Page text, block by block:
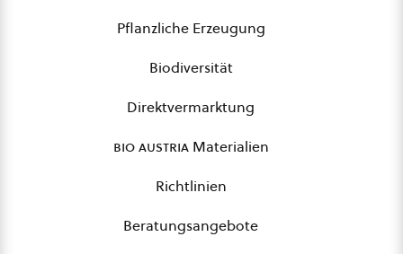
Pflanzliche Erzeugung
Biodiversität
Direktvermarktung
bio austriaMaterialien
Richtlinien
Beratungsangebote